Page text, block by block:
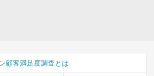
顧客満足度調査とは